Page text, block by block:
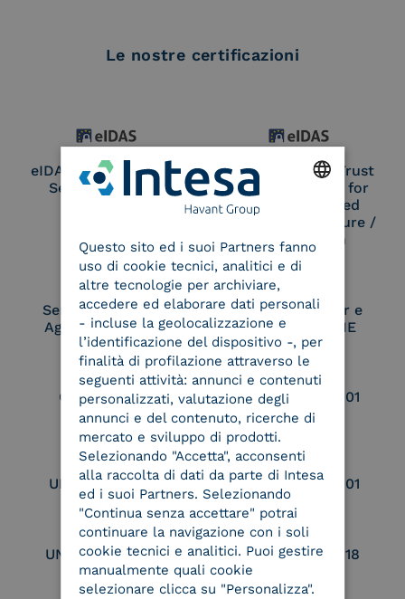
Le nostre certificazioni
eIDAS Qualified Trust
Service Provider
eIDAS Qualified Trust
Service Provider for
Remote Qualified
Electronic Signature /
Seal Creation
Service Provider e
Aggregatore SPID
Service Provider e
Aggregatore CIE
Conservatore
qualificato
UNI EN ISO 37001
UNI EN ISO 9001 UNI EN ISO 27001
UNI EN ISO 27017 UNI EN ISO 27018
ITALIAN
Questo sito ed i suoi Partners fanno
uso di cookie tecnici, analitici e di
altre tecnologie per archiviare,
accedere ed elaborare dati personali
- incluse la geolocalizzazione e
l’identificazione del dispositivo -, per
finalità di profilazione attraverso le
seguenti attività: annunci e contenuti
personalizzati, valutazione degli
annunci e del contenuto, ricerche di
mercato e sviluppo di prodotti.
Selezionando "Accetta", acconsenti
alla raccolta di dati da parte di Intesa
ed i suoi Partners. Selezionando
"Continua senza accettare" potrai
continuare la navigazione con i soli
cookie tecnici e analitici. Puoi gestire
manualmente quali cookie
selezionare clicca su "Personalizza".